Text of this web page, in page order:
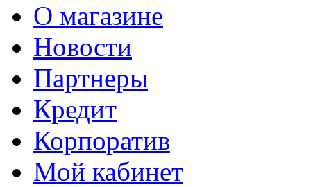
О магазине
Новости
Партнеры
Кредит
Корпоратив
Мой кабинет